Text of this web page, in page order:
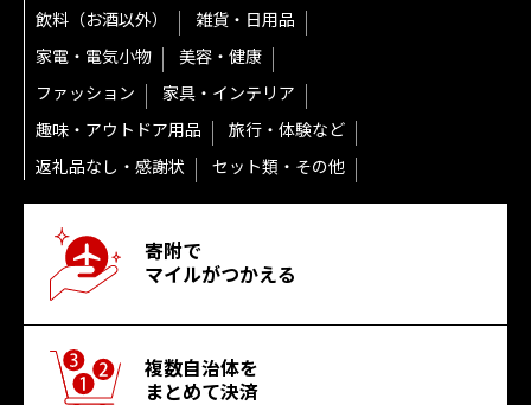
飲料（お酒以外）
雑貨・日用品
家電・電気小物
美容・健康
ファッション
家具・インテリア
趣味・アウトドア用品
旅行・体験など
返礼品なし・感謝状
セット類・その他
寄附で
マイルがつかえる
複数自治体を
まとめて決済